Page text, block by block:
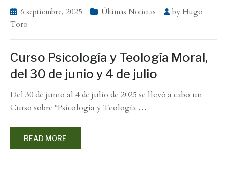
6 septiembre, 2025 Últimas Noticias by Hugo
Toro
Curso Psicología y Teología Moral,
del 30 de junio y 4 de julio
Del 30 de junio al 4 de julio de 2025 se llevó a cabo un
Curso sobre “Psicología y Teología …
READ MORE